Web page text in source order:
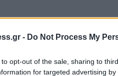
- Do Not Process My
to opt-out of the sale, sharing to
for targeted advertising
Ευρώπης μήνες αλλά
διεξαγωγής εθνικών